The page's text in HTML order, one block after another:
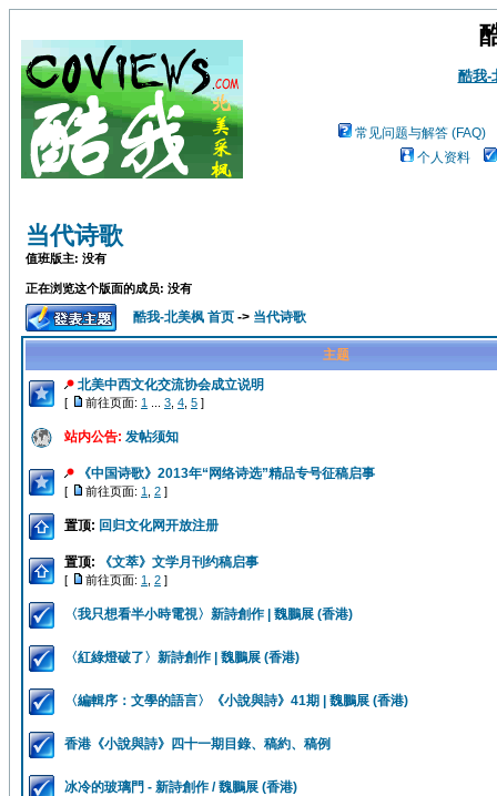
酷我-
常见问题与解答 (FAQ)
个人资料
当代诗歌
值班版主: 没有
正在浏览这个版面的成员: 没有
酷我-北美枫 首页 -> 当代诗歌
主题
北美中西文化交流协会成立说明
[ 前往页面: 1 3 4 5 ]
站内公告: 发帖须知
《中国诗歌》2013年“网络诗选”精品专号征稿启事
[ 前往页面: 1 2 ]
置顶: 回归文化网开放注册
置顶: 《文萃》文学月刊约稿启事
[ 前往页面: 1 2 ]
〈我只想看半小時電視〉新詩創作 | 魏鵬展 (香港)
〈紅綠燈破了〉新詩創作 | 魏鵬展 (香港)
〈編輯序：文學的語言〉《小說與詩》41期 | 魏鵬展 (香港)
香港《小說與詩》四十一期目錄、稿約、稿例
冰冷的玻璃門 - 新詩創作 / 魏鵬展 (香港)